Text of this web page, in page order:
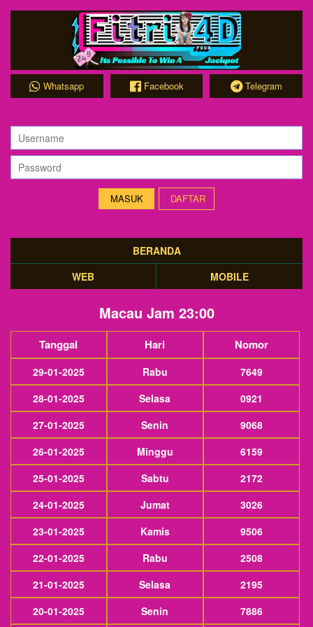
Whatsapp Facebook Telegram
DAFTAR
BERANDA
WEB
MOBILE
Macau Jam 23:00
Tanggal Hari Nomor
29-01-2025 Rabu
7649
28-01-2025
Selasa
0921
27-01-2025
Senin
9068
26-01-2025
Minggu
6159
25-01-2025
Sabtu
2172
24-01-2025
Jumat
3026
23-01-2025
Kamis
9506
22-01-2025
Rabu
2508
21-01-2025
Selasa
2195
20-01-2025
Senin 7886